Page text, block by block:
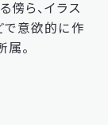
傍ら、イラス
で意欲的に作
。